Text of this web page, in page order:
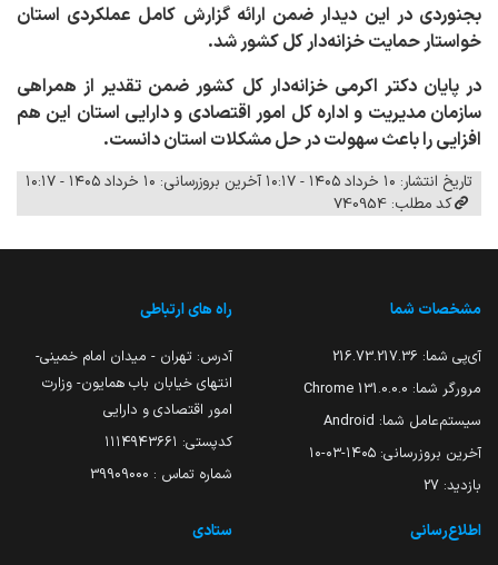
بجنوردی در این دیدار ضمن ارائه گزارش کامل عملکردی استان
خواستار حمایت خزانه‌دار کل کشور شد.
در پایان دکتر اکرمی خزانه‌دار کل کشور ضمن تقدیر از همراهی
سازمان مدیریت و اداره کل امور اقتصادی و دارایی استان این هم
افزایی را باعث سهولت در حل مشکلات استان دانست.
تاریخ انتشار: ۱۰ خرداد ۱۴۰۵ - ۱۰:۱۷
آخرین بروزرسانی: ۱۰ خرداد ۱۴۰۵ - ۱۰:۱۷
کد مطلب: 740954
مشخصات شما
آی‌پی شما: 216.73.217.36
مرورگر شما: 131.0.0.0 Chrome
سیستم‌عامل شما: Android
آخرین بروزرسانی: ۱۴۰۵-۰۳-۱۰
بازدید: 27
راه های ارتباطی
آدرس: تهران - میدان امام خمینی-
انتهای خیابان باب همایون- وزارت
امور اقتصادی و دارایی
کدپستی: ۱۱۱۴۹۴۳۶۶۱
شماره تماس : 39909000
اطلاع‌رسانی ستادی